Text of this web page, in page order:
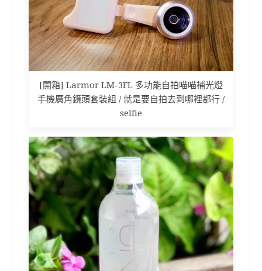
[開箱] Larmor LM-3FL 多功能自拍喵喵補光燈
手機廣角鏡頭套裝組 / 就是要自拍去到哪裡都行 /
selfie